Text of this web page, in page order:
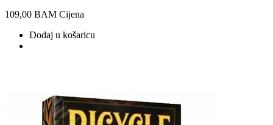
109,00 BAM Cijena
Dodaj u košaricu